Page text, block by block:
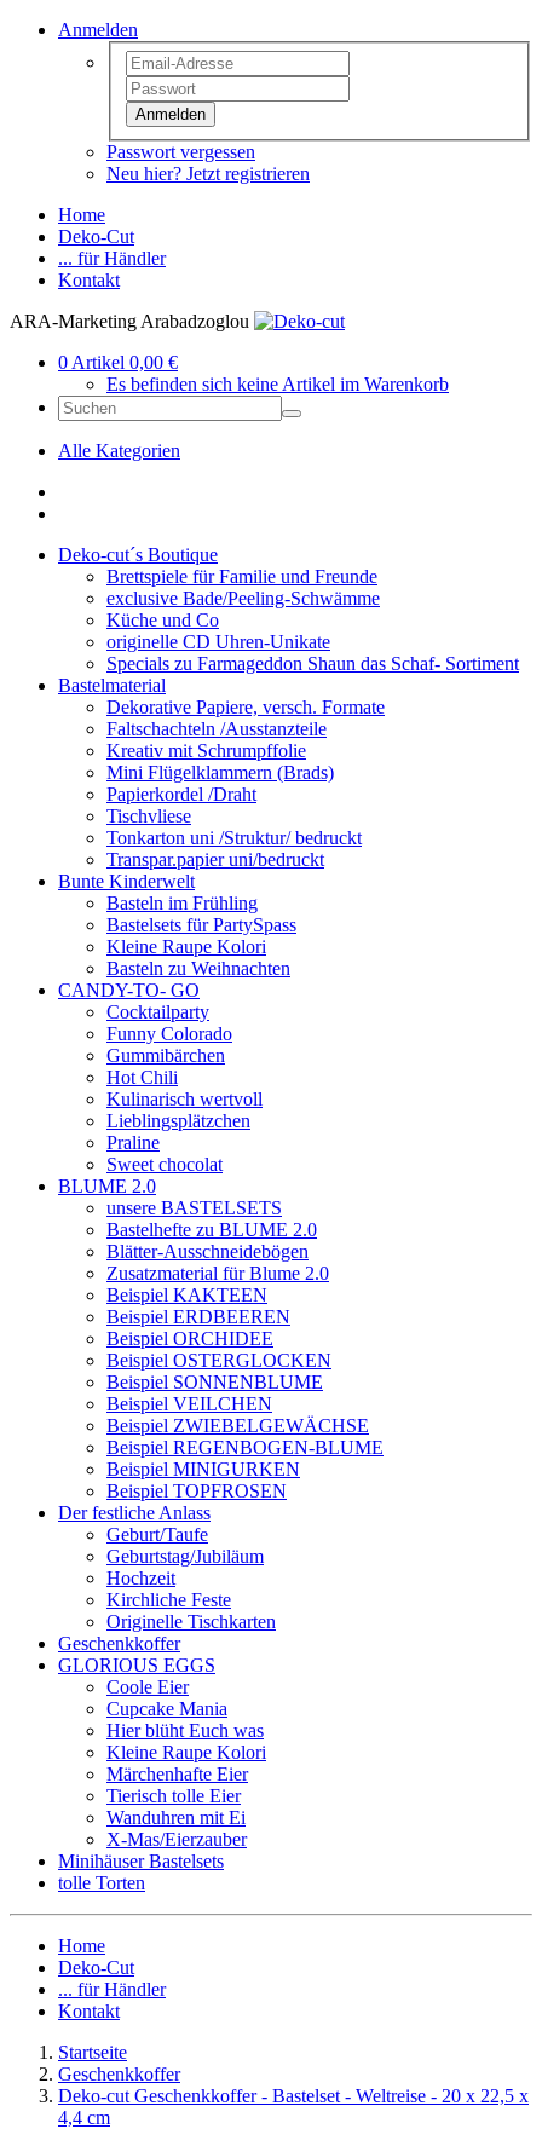
Anmelden
Anmelden
Passwort vergessen
Neu hier? Jetzt registrieren
Home
Deko-Cut
... für Händler
Kontakt
ARA-Marketing Arabadzoglou
0 Artikel 0,00 €
Es befinden sich keine Artikel im Warenkorb
Alle Kategorien
Deko-cut´s Boutique
Brettspiele für Familie und Freunde
exclusive Bade/Peeling-Schwämme
Küche und Co
originelle CD Uhren-Unikate
Specials zu Farmageddon Shaun das Schaf- Sortiment
Bastelmaterial
Dekorative Papiere, versch. Formate
Faltschachteln /Ausstanzteile
Kreativ mit Schrumpffolie
Mini Flügelklammern (Brads)
Papierkordel /Draht
Tischvliese
Tonkarton uni /Struktur/ bedruckt
Transpar.papier uni/bedruckt
Bunte Kinderwelt
Basteln im Frühling
Bastelsets für PartySpass
Kleine Raupe Kolori
Basteln zu Weihnachten
CANDY-TO- GO
Cocktailparty
Funny Colorado
Gummibärchen
Hot Chili
Kulinarisch wertvoll
Lieblingsplätzchen
Praline
Sweet chocolat
BLUME 2.0
unsere BASTELSETS
Bastelhefte zu BLUME 2.0
Blätter-Ausschneidebögen
Zusatzmaterial für Blume 2.0
Beispiel KAKTEEN
Beispiel ERDBEEREN
Beispiel ORCHIDEE
Beispiel OSTERGLOCKEN
Beispiel SONNENBLUME
Beispiel VEILCHEN
Beispiel ZWIEBELGEWÄCHSE
Beispiel REGENBOGEN-BLUME
Beispiel MINIGURKEN
Beispiel TOPFROSEN
Der festliche Anlass
Geburt/Taufe
Geburtstag/Jubiläum
Hochzeit
Kirchliche Feste
Originelle Tischkarten
Geschenkkoffer
GLORIOUS EGGS
Coole Eier
Cupcake Mania
Hier blüht Euch was
Kleine Raupe Kolori
Märchenhafte Eier
Tierisch tolle Eier
Wanduhren mit Ei
X-Mas/Eierzauber
Minihäuser Bastelsets
tolle Torten
Home
Deko-Cut
... für Händler
Kontakt
Startseite
Geschenkkoffer
Deko-cut Geschenkkoffer - Bastelset - Weltreise - 20 x 22,5 x
4,4 cm